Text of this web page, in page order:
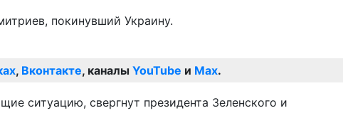
покинувший Украину.
, Вконтакте, каналы YouTube и Max.
ситуацию, свергнут президента Зеленского и